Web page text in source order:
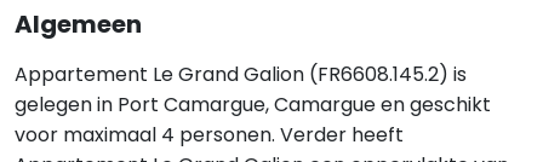
Algemeen
Appartement Le Grand Galion (FR6608.145.2) is
gelegen in Port Camargue, Camargue en geschikt
voor maximaal 4 personen. Verder heeft